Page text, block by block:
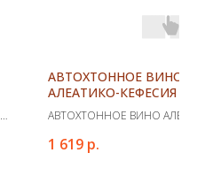
АВТОХТОННОЕ ВИНО
АЛЕАТИКО-КЕФЕСИЯ
РОЗОВОЕ СУХОЕ
АВТОХТОННОЕ ВИНО
1 619 р.